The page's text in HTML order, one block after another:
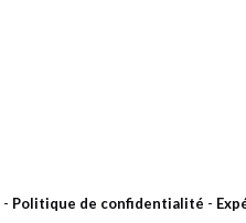
- Politique de confidentialité -